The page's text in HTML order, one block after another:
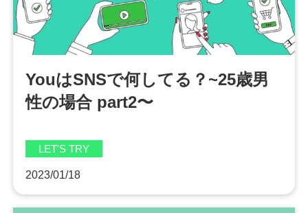
YouはSNSで何してる？~25歳男
性の場合 part2〜
LET'S TRY
2023/01/18